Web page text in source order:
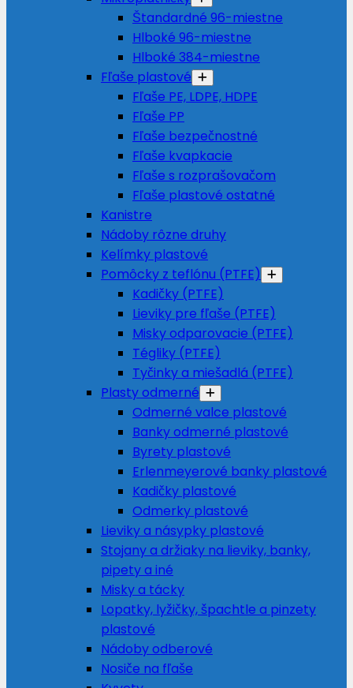
Štandardné 96-miestne
Hlboké 96-miestne
Hlboké 384-miestne
Fľaše plastové
Fľaše PE, LDPE, HDPE
Fľaše PP
Fľaše bezpečnostné
Fľaše kvapkacie
Fľaše s rozprašovačom
Fľaše plastové ostatné
Kanistre
Nádoby rôzne druhy
Kelímky plastové
Pomôcky z teflónu (PTFE)
Kadičky (PTFE)
Lieviky pre fľaše (PTFE)
Misky odparovacie (PTFE)
Tégliky (PTFE)
Tyčinky a miešadlá (PTFE)
Plasty odmerné
Odmerné valce plastové
Banky odmerné plastové
Byrety plastové
Erlenmeyerové banky plastové
Kadičky plastové
Odmerky plastové
Lieviky a násypky plastové
Stojany a držiaky na lieviky, banky,
pipety a iné
Misky a tácky
Lopatky, lyžičky, špachtle a pinzety
plastové
Nádoby odberové
Nosiče na fľaše